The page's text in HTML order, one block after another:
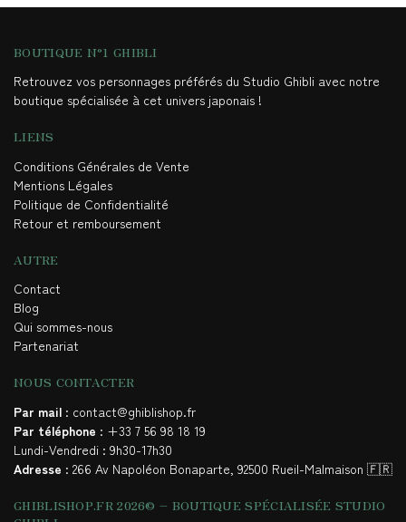
BOUTIQUE N°1 GHIBLI
Retrouvez vos personnages préférés du Studio Ghibli avec notre
boutique spécialisée à cet univers japonais !
LIENS
Conditions Générales de Vente
Mentions Légales
Politique de Confidentialité
Retour et remboursement
AUTRE
Contact
Blog
Qui sommes-nous
Partenariat
NOUS CONTACTER
Par mail : contact@ghiblishop.fr
Par téléphone : +33 7 56 98 18 19
Lundi-Vendredi : 9h30-17h30
Adresse : 266 Av Napoléon Bonaparte, 92500 Rueil-Malmaison 🇫🇷
GHIBLISHOP.FR 2026© – BOUTIQUE SPÉCIALISÉE STUDIO